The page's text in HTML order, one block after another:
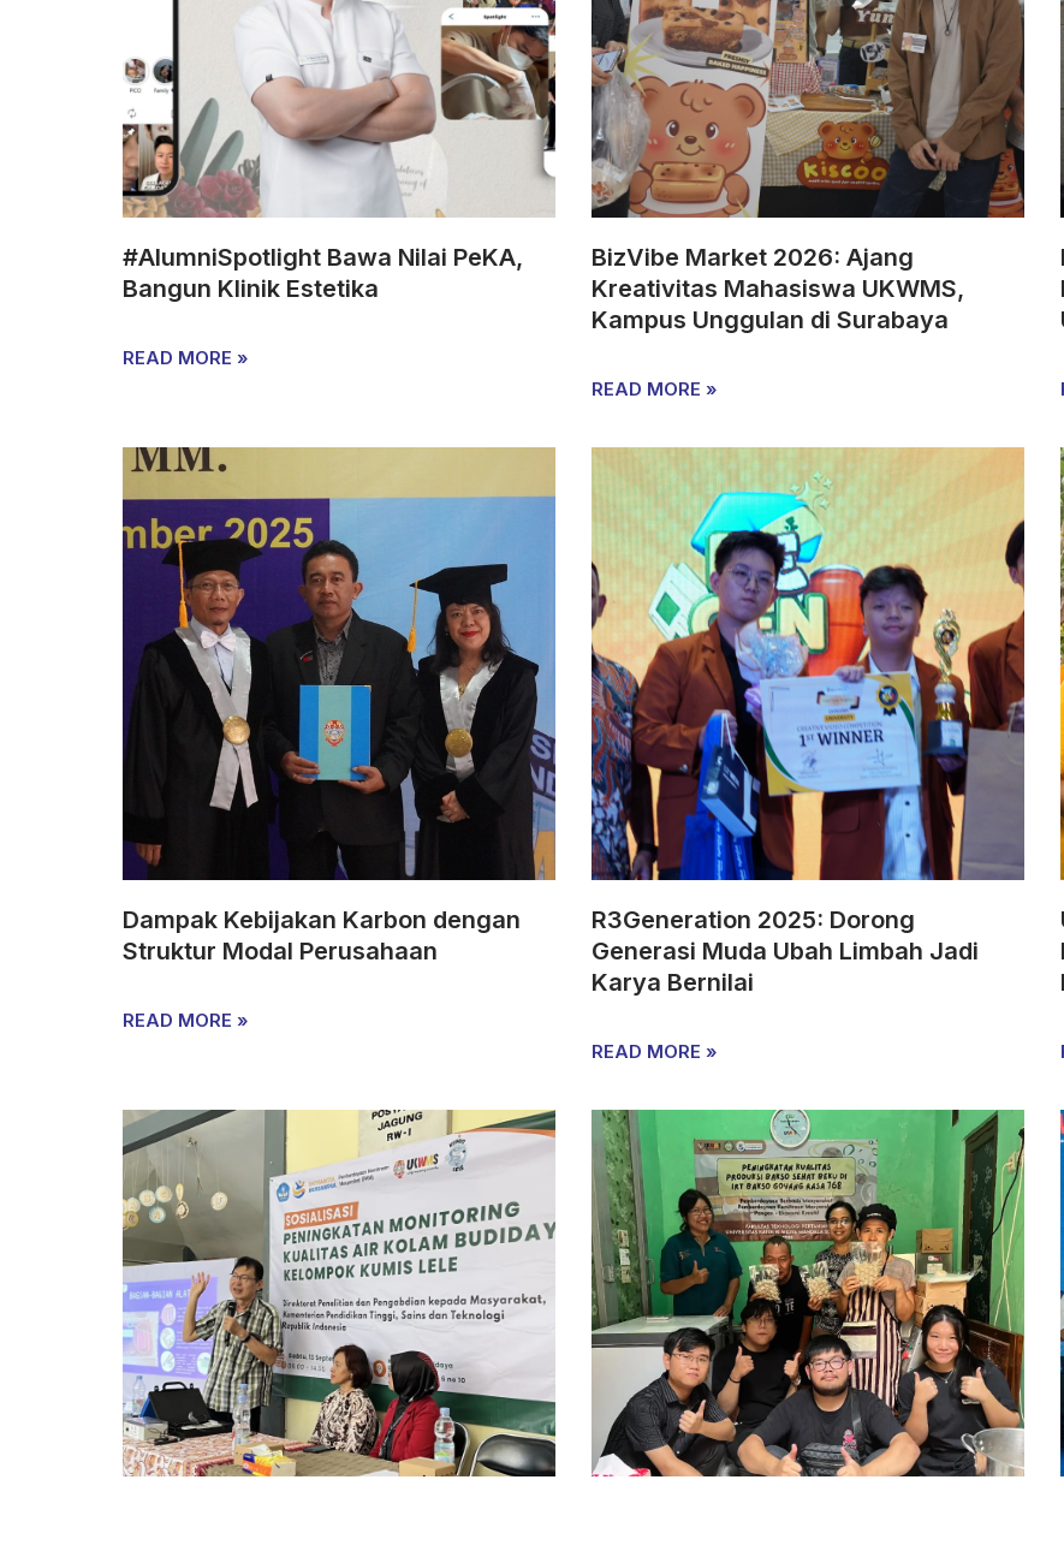
#AlumniSpotlight Bawa Nilai PeKA,
Bangun Klinik Estetika
READ MORE »
BizVibe Market 2026: Ajang
Kreativitas Mahasiswa UKWMS,
Kampus Unggulan di Surabaya
READ MORE »
Dampak Kebijakan Karbon dengan
Struktur Modal Perusahaan
READ MORE »
R3Generation 2025: Dorong
Generasi Muda Ubah Limbah Jadi
Karya Bernilai
READ MORE »